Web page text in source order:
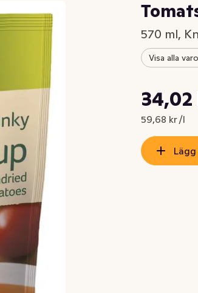
570 ml,
Visa alla
Nuvarande
59,68 kr /l
Styckpris: